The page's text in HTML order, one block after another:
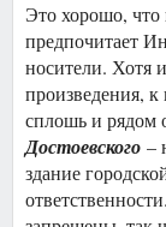
Это хорошо,
предпочитает
носители. Хотя
произведения,
сплошь и рядом
Достоевского –
здание